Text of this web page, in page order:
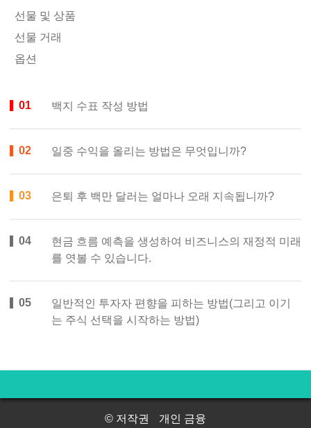
선물 및 상품
선물 거래
옵션
백지 수표 작성 방법
일중 수익을 올리는 방법은 무엇입니까?
은퇴 후 백만 달러는 얼마나 오래 지속됩니까?
현금 흐름 예측을 생성하여 비즈니스의 재정적 미래
를 엿볼 수 있습니다.
일반적인 투자자 편향을 피하는 방법(그리고 이기
는 주식 선택을 시작하는 방법)
© 저작권 개인 금융